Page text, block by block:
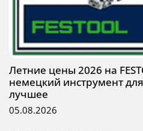
Летние цены 2026 на
немецкий инструмент
лучшее
05.08.2026